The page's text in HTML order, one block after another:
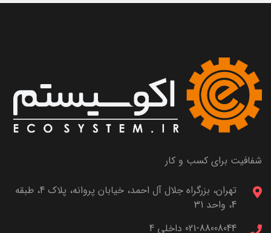
شفافیت برای کسب و کار
تهران، بزرگراه جلال آل احمد، خیابان پروانه، پلاک 4، طبقه
4، واحد 31
021-88008044 داخلی 4